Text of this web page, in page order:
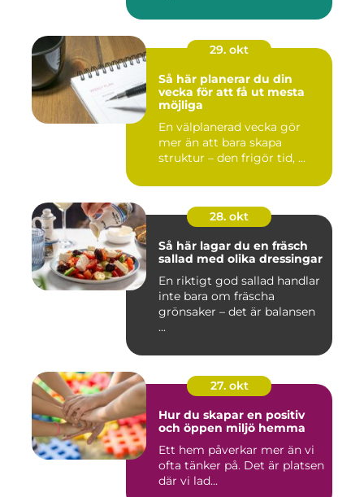
29. okt
Så här planerar du din
vecka för att få ut mesta
möjliga
En välplanerad vecka gör
mer än att bara skapa
struktur – den frigör tid, ...
28. okt
Så här lagar du en fräsch
sallad med olika dressingar
En riktigt god sallad handlar
inte bara om fräscha
grönsaker – det är balansen
...
27. okt
Hur du skapar en positiv
och öppen miljö hemma
Ett hem påverkar mer än vi
ofta tänker på. Det är platsen
där vi lad...